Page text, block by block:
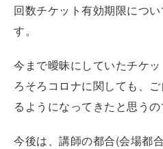
回数チケット有効期限につ
す。
今まで曖昧にしていたチケ
ろそろコロナに関しても、
るようになってきたと思うの
今後は、講師の都合(会場都